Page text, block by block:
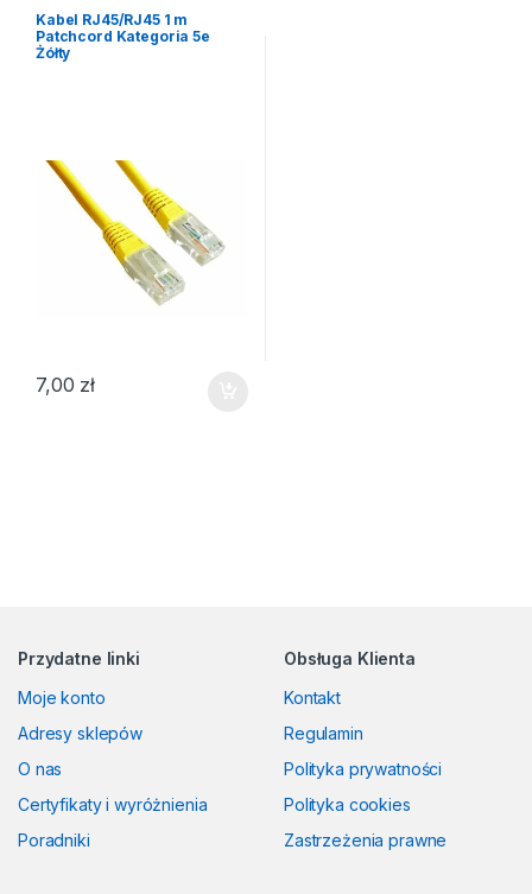
Kabel RJ45/RJ45 1 m
Patchcord Kategoria 5e
Żółty
7,00 zł
Przydatne linki
Moje konto
Adresy sklepów
O nas
Certyfikaty i wyróżnienia
Poradniki
Obsługa Klienta
Kontakt
Regulamin
Polityka prywatności
Polityka cookies
Zastrzeżenia prawne